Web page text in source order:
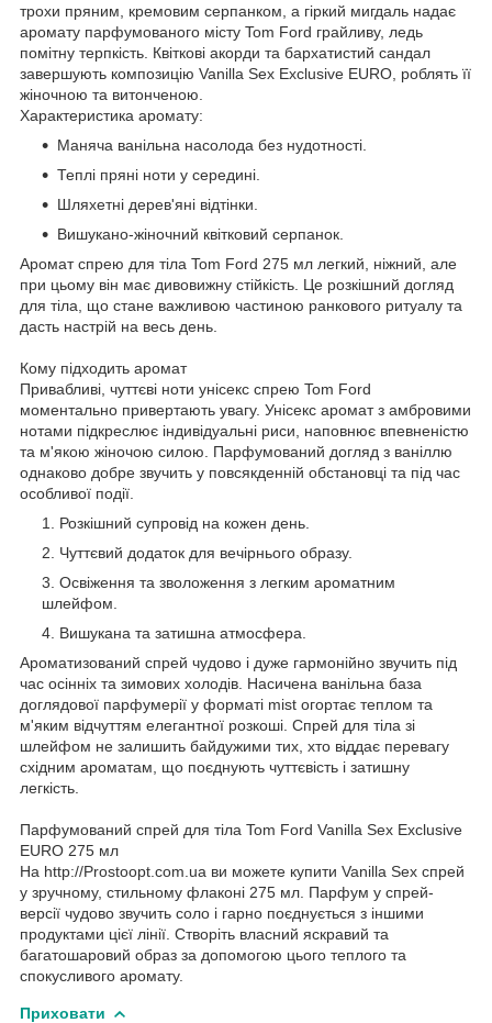
трохи пряним, кремовим серпанком, а гіркий мигдаль надає
аромату парфумованого місту Tom Ford грайливу, ледь
помітну терпкість. Квіткові акорди та бархатистий сандал
завершують композицію Vanilla Sex Exclusive EURO, роблять її
жіночною та витонченою.
Характеристика аромату:
Маняча ванільна насолода без нудотності.
Теплі пряні ноти у середині.
Шляхетні дерев'яні відтінки.
Вишукано-жіночний квітковий серпанок.
Аромат спрею для тіла Tom Ford 275 мл легкий, ніжний, але
при цьому він має дивовижну стійкість. Це розкішний догляд
для тіла, що стане важливою частиною ранкового ритуалу та
дасть настрій на весь день.
Кому підходить аромат
Привабливі, чуттєві ноти унісекс спрею Tom Ford
моментально привертають увагу. Унісекс аромат з амбровими
нотами підкреслює індивідуальні риси, наповнює впевненістю
та м'якою жіночою силою. Парфумований догляд з ваніллю
однаково добре звучить у повсякденній обстановці та під час
особливої ​​події.
Розкішний супровід на кожен день.
Чуттєвий додаток для вечірнього образу.
Освіження та зволоження з легким ароматним
шлейфом.
Вишукана та затишна атмосфера.
Ароматизований спрей чудово і дуже гармонійно звучить під
час осінніх та зимових холодів. Насичена ванільна база
доглядової парфумерії у форматі mist огортає теплом та
м'яким відчуттям елегантної розкоші. Спрей для тіла зі
шлейфом не залишить байдужими тих, хто віддає перевагу
східним ароматам, що поєднують чуттєвість і затишну
легкість.
Парфумований спрей для тіла Tom Ford Vanilla Sex Exclusive
EURO 275 мл
На http://Prostoopt.com.ua ви можете купити Vanilla Sex спрей
у зручному, стильному флаконі 275 мл. Парфум у спрей-
версії чудово звучить соло і гарно поєднується з іншими
продуктами цієї лінії. Створіть власний яскравий та
багатошаровий образ за допомогою цього теплого та
спокусливого аромату.
Приховати